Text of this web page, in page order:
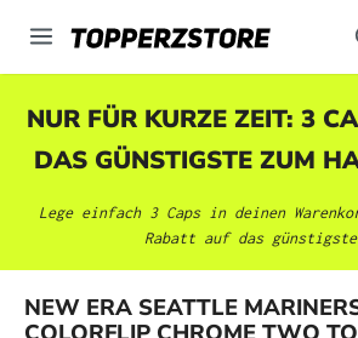
springen
NUR FÜR KURZE ZEIT: 3
DAS GÜNSTIGSTE ZUM
Lege einfach 3 Caps in deinen
Rabatt auf das günstigste
NEW ERA SEATTLE
Bildergalerie überspringen